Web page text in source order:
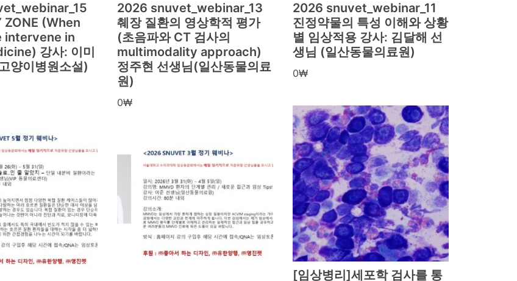
ZONE (When
intervene in
강사: 이미
양이병원소설)
2026 snuvet_webinar_13
췌장 질환의 영상학적 평가
(초음파와 CT 검사의
multimodality approach)
정주현 선생님(일산동물의료
원)
0₩
2026 snuvet_webinar_11
진정약물의 특성 이해와 상황
별 임상적용 강사: 김달해 선
생님 (일산동물의료원)
0₩
[임상병리]세포학 검사를 통